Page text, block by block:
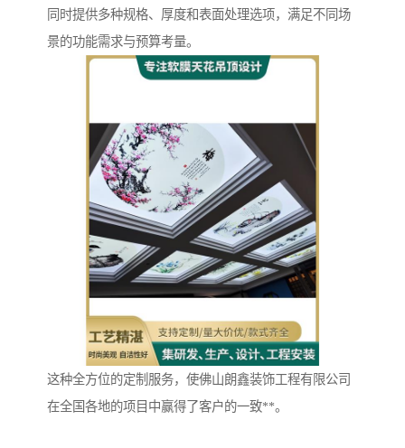
同时提供多种规格、厚度和表面处理选项，满足不同场
景的功能需求与预算考量。
这种全方位的定制服务，使佛山朗鑫装饰工程有限公司
在全国各地的项目中赢得了客户的一致**。